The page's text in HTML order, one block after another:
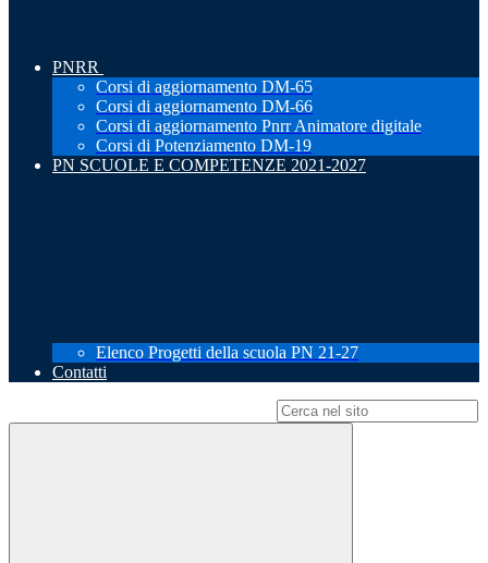
PNRR
Corsi di aggiornamento DM-65
Corsi di aggiornamento DM-66
Corsi di aggiornamento Pnrr Animatore digitale
Corsi di Potenziamento DM-19
PN SCUOLE E COMPETENZE 2021-2027
Elenco Progetti della scuola PN 21-27
Contatti